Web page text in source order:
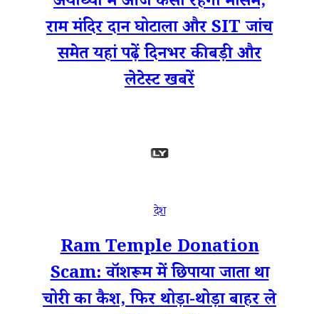
राम मंदिर दान घोटाला और SIT जांच
समेत यहां पढ़ें दिनभर की बड़ी और
लेटेस्ट खबरें
देश
Ram Temple Donation
Scam: वॉशरूम में छिपाया जाता था
चोरी का कैश, फिर थोड़ा-थोड़ा बाहर ले